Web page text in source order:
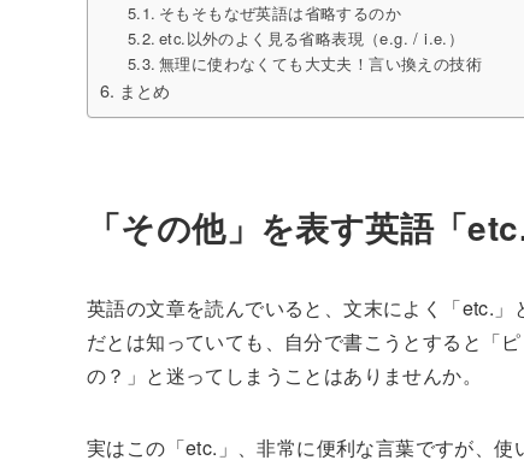
そもそもなぜ英語は省略するのか
etc.以外のよく見る省略表現（e.g. / i.e.）
無理に使わなくても大丈夫！言い換えの技術
まとめ
「その他」を表す英語「
英語の文章を読んでいると、文末によく「etc.
だとは知っていても、自分で書こうとすると「
の？」と迷ってしまうことはありませんか。
実はこの「etc.」、非常に便利な言葉ですが、